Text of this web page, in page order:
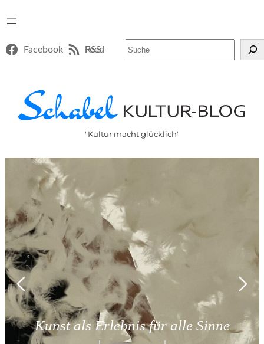
Facebook RSS-Feed
"Kultur macht glücklich"
Kunst als Erlebnis für alle Sinne